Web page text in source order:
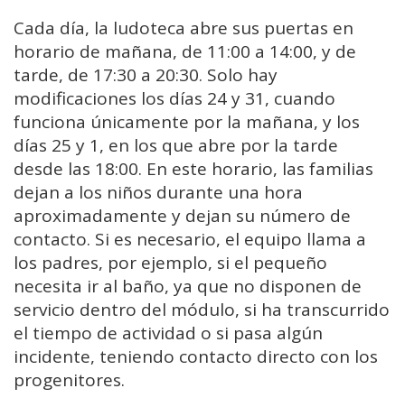
Cada día, la ludoteca abre sus puertas en
horario de mañana, de 11:00 a 14:00, y de
tarde, de 17:30 a 20:30. Solo hay
modificaciones los días 24 y 31, cuando
funciona únicamente por la mañana, y los
días 25 y 1, en los que abre por la tarde
desde las 18:00. En este horario, las familias
dejan a los niños durante una hora
aproximadamente y dejan su número de
contacto. Si es necesario, el equipo llama a
los padres, por ejemplo, si el pequeño
necesita ir al baño, ya que no disponen de
servicio dentro del módulo, si ha transcurrido
el tiempo de actividad o si pasa algún
incidente, teniendo contacto directo con los
progenitores.